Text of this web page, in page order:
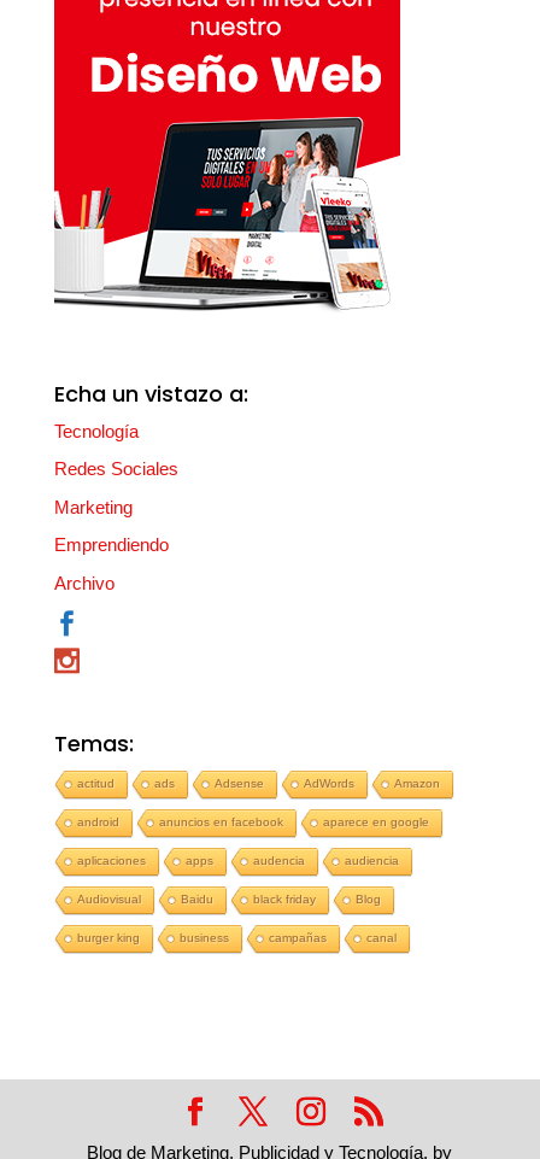
Echa un vistazo a:
Tecnología
Redes Sociales
Marketing
Emprendiendo
Archivo
Temas:
actitud ads Adsense AdWords Amazon
android anuncios en facebook aparece en google
aplicaciones apps audencia audiencia
Audiovisual Baidu black friday Blog
burger king business campañas canal
Blog de Marketing, Publicidad y Tecnología, by